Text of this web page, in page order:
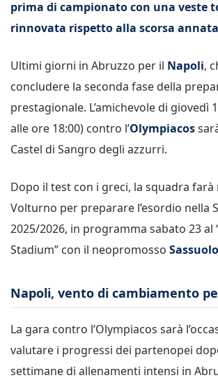
prima di campionato con una veste
rinnovata rispetto alla scorsa
Ultimi giorni in Abruzzo per il Napoli,
concludere la seconda fase della
prestagionale. L’amichevole di giovedì
alle ore 18:00) contro l’Olympiacos
Castel di Sangro degli azzurri.
Dopo il test con i greci, la squadra
Volturno per preparare l’esordio nella
2025/2026, in programma sabato 23 al
Stadium” con il neopromosso Sassuolo
Napoli, vento di cambiamento
La gara contro l’Olympiacos sarà
valutare i progressi dei partenopei
settimane di allenamenti intensi in